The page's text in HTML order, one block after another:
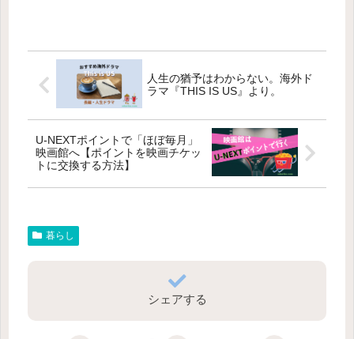
人生の猶予はわからない。海外ド
ラマ『THIS IS US』より。
U-NEXTポイントで「ほぼ毎月」
映画館へ【ポイントを映画チケッ
トに交換する方法】
暮らし
シェアする